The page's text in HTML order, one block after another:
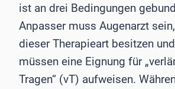
ist an drei Bedingungen
Anpasser muss Augenarzt
dieser Therapieart besitzen
müssen eine Eignung für
Tragen“ (vT) aufweisen.